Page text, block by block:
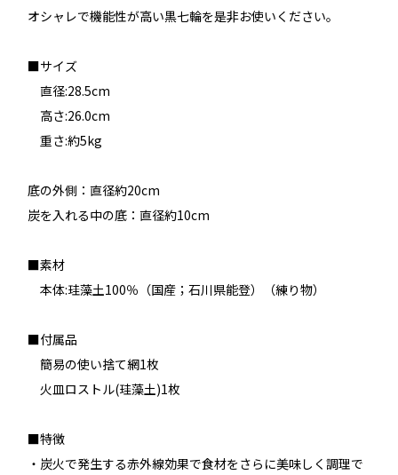
オシャレで機能性が高い黒七輪を是非お使いください。
■サイズ
直径:28.5cm
高さ:26.0cm
重さ:約5kg
底の外側：直径約20cm
炭を入れる中の底：直径約10cm
■素材
本体:珪藻土100％（国産；石川県能登）（練り物）
■付属品
簡易の使い捨て網1枚
火皿ロストル(珪藻土)1枚
■特徴
・炭火で発生する赤外線効果で食材をさらに美味しく調理で